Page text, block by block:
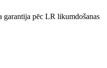
garantija pēc LR likumdošanas